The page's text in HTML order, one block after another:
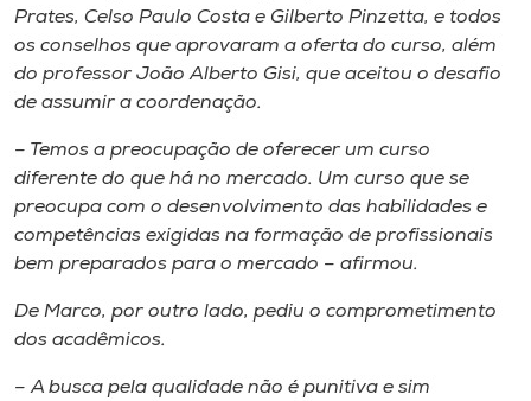
Prates, Celso Paulo Costa e Gilberto Pinzetta, e todos
os conselhos que aprovaram a oferta do curso, além
do professor João Alberto Gisi, que aceitou o desafio
de assumir a coordenação.
– Temos a preocupação de oferecer um curso
diferente do que há no mercado. Um curso que se
preocupa com o desenvolvimento das habilidades e
competências exigidas na formação de profissionais
bem preparados para o mercado – afirmou.
De Marco, por outro lado, pediu o comprometimento
dos acadêmicos.
– A busca pela qualidade não é punitiva e sim